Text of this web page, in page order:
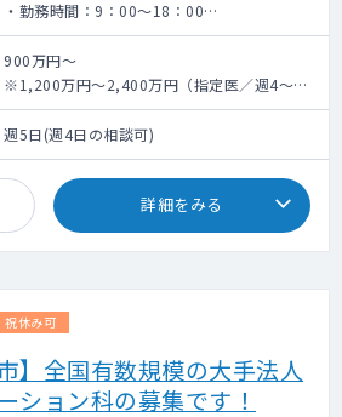
・勤務時間：9：00～18：00
・外来コマ ：2コマ
・対応数 ：10～30名/コマ
・病棟管理：20～30床
・主な疾患：うつ病、統合失調症、認知症、
ADHD
900万円～
※1,200万円～2,400万円（指定医／週4～5
日勤務の場合）
週5日(週4日の相談可)
詳細をみる
祝休み可
】全国有数規模の大手法人
ション科の募集です！